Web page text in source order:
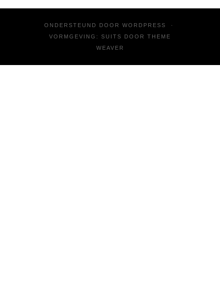
ONDERSTEUND DOOR WORDPRESS
·
VORMGEVING: SUITS DOOR THEME
WEAVER